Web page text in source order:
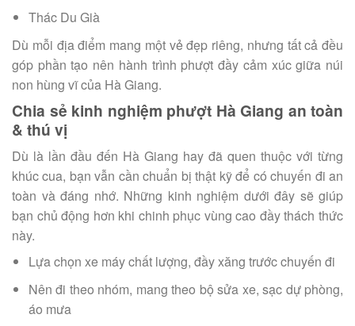
Thác Du Già
Dù mỗi địa điểm mang một vẻ đẹp riêng, nhưng tất cả đều
góp phần tạo nên hành trình phượt đầy cảm xúc giữa núi
non hùng vĩ của Hà Giang.
Chia sẻ kinh nghiệm phượt Hà Giang an toàn
& thú vị
Dù là lần đầu đến Hà Giang hay đã quen thuộc với từng
khúc cua, bạn vẫn cần chuẩn bị thật kỹ để có chuyến đi an
toàn và đáng nhớ. Những kinh nghiệm dưới đây sẽ giúp
bạn chủ động hơn khi chinh phục vùng cao đầy thách thức
này.
Lựa chọn xe máy chất lượng, đầy xăng trước chuyến đi
Nên đi theo nhóm, mang theo bộ sửa xe, sạc dự phòng,
áo mưa